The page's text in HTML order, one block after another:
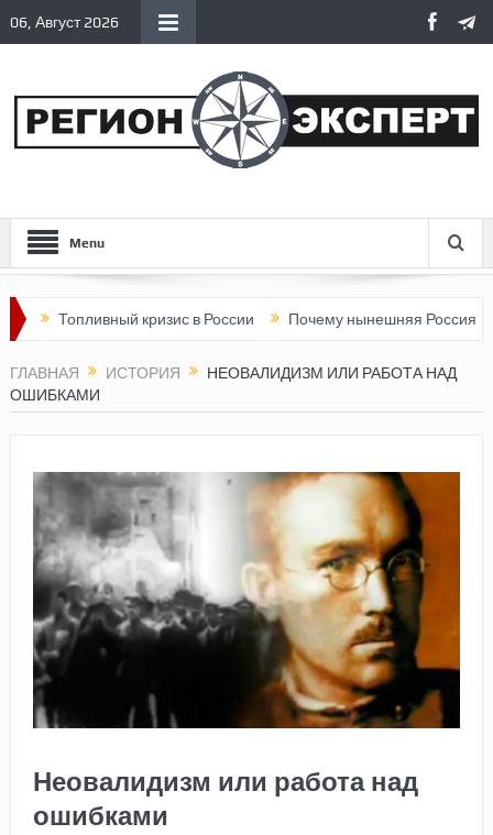
06, Август 2026
Menu
кризис в России Почему нынешняя Россия стала хуже,
ГЛАВНАЯ ИСТОРИЯ
НЕОВАЛИДИЗМ ИЛИ РАБОТА НАД
ОШИБКАМИ
Неовалидизм или работа над
ошибками